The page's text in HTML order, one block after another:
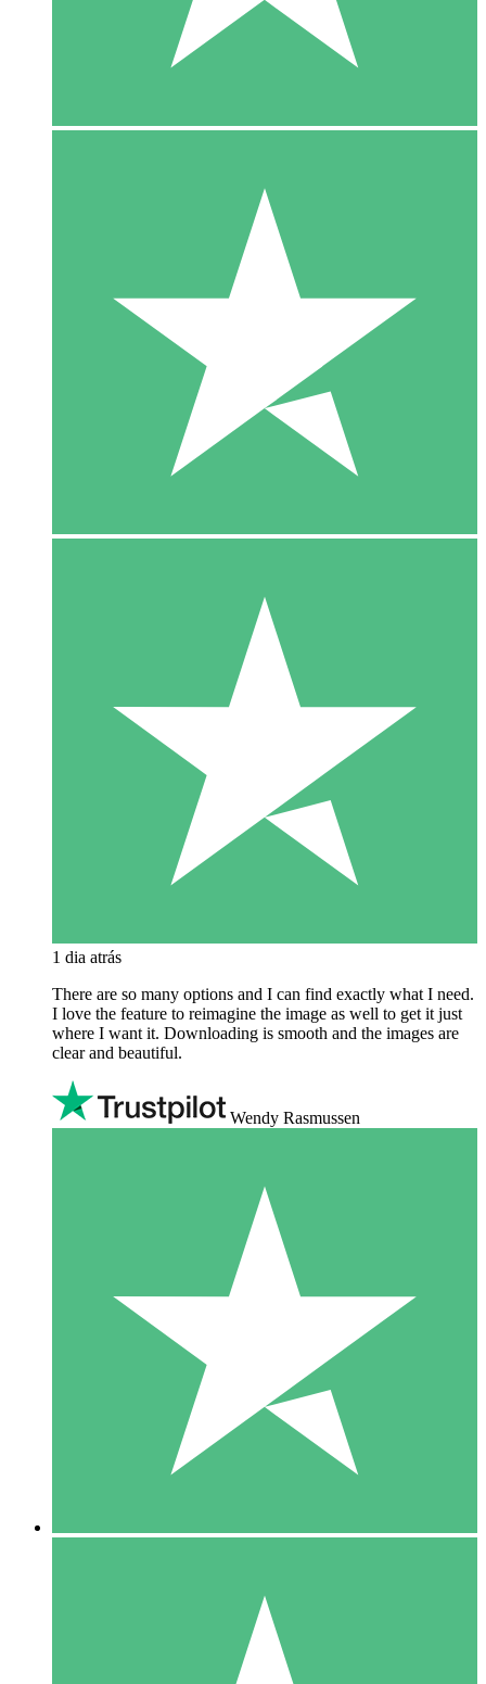
1 dia atrás
There are so many options and I can find exactly what I need.
I love the feature to reimagine the image as well to get it just
where I want it. Downloading is smooth and the images are
clear and beautiful.
Wendy Rasmussen